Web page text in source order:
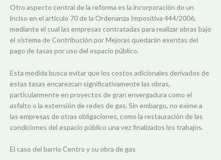
Otro aspecto central de la reforma es la incorporación de un
inciso en el artículo 70 de la Ordenanza Impositiva 444/2006,
mediante el cual las empresas contratadas para realizar obras bajo
el sistema de Contribución por Mejoras quedarán exentas del
pago de tasas por uso del espacio público.
Esta medida busca evitar que los costos adicionales derivados de
estas tasas encarezcan significativamente las obras,
particularmente en proyectos de gran envergadura como el
asfalto o la extensión de redes de gas. Sin embargo, no exime a
las empresas de otras obligaciones, como la restauración de las
condiciones del espacio público una vez finalizados los trabajos.
El caso del barrio Centro y su obra de gas